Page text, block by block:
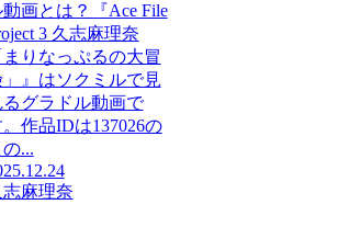
動画とは？『Ace File
3 久志麻理奈
まりなっぷるの大冒
」』はソクミルで見
るグラドル動画で
作品IDは137026の
の...
志麻理奈